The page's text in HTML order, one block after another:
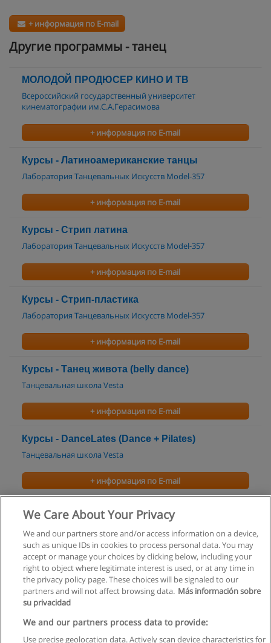
+ информация по E-mail
Другие программы - танец
МОЛОДОЙ ПРОДЮСЕР КИНО И ТВ
Всероссийский государственный университет
кинематографии им.С.А.Герасимова
+ информация по E-mail
Курсы - Латиноамериканские танцы
Лаборатория Танцевальных Искусств Model-357
+ информация по E-mail
Курсы - Стрип латина
Лаборатория Танцевальных Искусств Model-357
+ информация по E-mail
Курсы - Стрип-пластика
Лаборатория Танцевальных Искусств Model-357
+ информация по E-mail
Курсы - Танец живота (belly dance)
Танцевальная школа Vesta
+ информация по E-mail
Курсы - DanceLates (Dance + Pilates)
Танцевальная школа Vesta
+ информация по E-mail
Курсы - Фламенко
+ информация по E-mail
Правила пользования
We Care About Your Privacy
We and our partners store and/or access information on a device,
such as unique IDs in cookies to process personal data. You may
accept or manage your choices by clicking below, including your
right to object where legitimate interest is used, or at any time in
the privacy policy page. These choices will be signaled to our
partners and will not affect browsing data. Más información sobre
su privacidad
We and our partners process data to provide:
Use precise geolocation data. Actively scan device characteristics for